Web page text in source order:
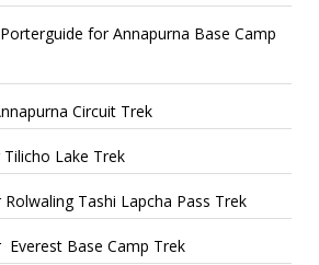
for Annapurna Base Camp
Circuit Trek
Lake Trek
Tashi Lapcha Pass Trek
Base Camp Trek